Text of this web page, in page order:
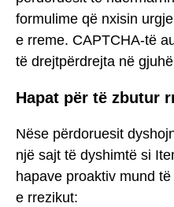
formulime që nxisin
e rreme. CAPTCHA-të
të drejtpërdrejta në
Hapat për të zbutur
Nëse përdoruesit
një sajt të dyshimtë si
hapave proaktiv mund
e rrezikut: